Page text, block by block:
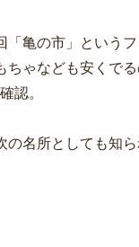
「亀の市」という
ちゃなども安くで
認。
の名所としても知